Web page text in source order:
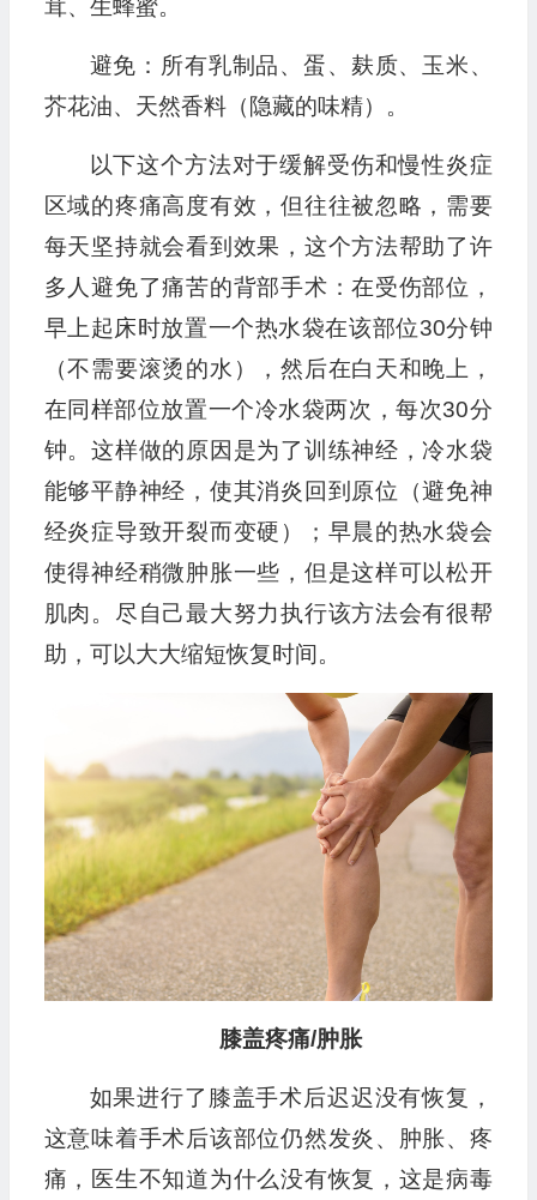
茸、生蜂蜜。
避免：所有乳制品、蛋、麸质、玉米、
芥花油、天然香料（隐藏的味精）。
以下这个方法对于缓解受伤和慢性炎症
区域的疼痛高度有效，但往往被忽略，需要
每天坚持就会看到效果，这个方法帮助了许
多人避免了痛苦的背部手术：在受伤部位，
早上起床时放置一个热水袋在该部位30分钟
（不需要滚烫的水），然后在白天和晚上，
在同样部位放置一个冷水袋两次，每次30分
钟。这样做的原因是为了训练神经，冷水袋
能够平静神经，使其消炎回到原位（避免神
经炎症导致开裂而变硬）；早晨的热水袋会
使得神经稍微肿胀一些，但是这样可以松开
肌肉。尽自己最大努力执行该方法会有很帮
助，可以大大缩短恢复时间。
膝盖疼痛/肿胀
如果进行了膝盖手术后迟迟没有恢复，
这意味着手术后该部位仍然发炎、肿胀、疼
痛，医生不知道为什么没有恢复，这是病毒